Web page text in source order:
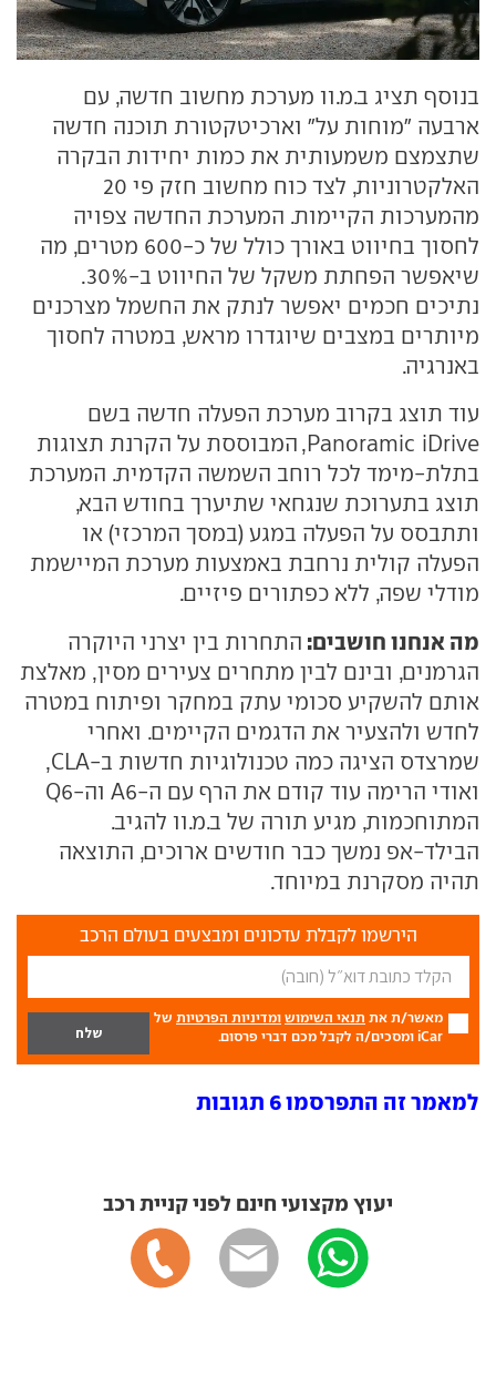
בנוסף תציג ב.מ.וו מערכת מחשוב חדשה, עם
ארבעה "מוחות על" וארכיטקטורת תוכנה חדשה
שתצמצם משמעותית את כמות יחידות הבקרה
האלקטרוניות, לצד כוח מחשוב חזק פי 20
מהמערכות הקיימות. המערכת החדשה צפויה
לחסוך בחיווט באורך כולל של כ-600 מטרים, מה
שיאפשר הפחתת משקל של החיווט ב-30%.
נתיכים חכמים יאפשר לנתק את החשמל מצרכנים
מיותרים במצבים שיוגדרו מראש, במטרה לחסוך
באנרגיה.
עוד תוצג בקרוב מערכת הפעלה חדשה בשם
Panoramic iDrive, המבוססת על הקרנת תצוגות
בתלת-מימד לכל רוחב השמשה הקדמית. המערכת
תוצג בתערוכת שנגחאי שתיערך בחודש הבא,
ותתבסס על הפעלה במגע (במסך המרכזי) או
הפעלה קולית נרחבת באמצעות מערכת המיישמת
מודלי שפה, ללא כפתורים פיזיים.
מה אנחנו חושבים: התחרות בין יצרני היוקרה
הגרמנים, ובינם לבין מתחרים צעירים מסין, מאלצת
אותם להשקיע סכומי עתק במחקר ופיתוח במטרה
לחדש ולהצעיר את הדגמים הקיימים. ואחרי
שמרצדס הציגה כמה טכנולוגיות חדשות ב-CLA,
ואודי הרימה עוד קודם את הרף עם ה-A6 וה-Q6
המתוחכמות, מגיע תורה של ב.מ.וו להגיב.
הבילד-אפ נמשך כבר חודשים ארוכים, התוצאה
תהיה מסקרנת במיוחד.
הירשמו לקבלת עדכונים ומבצעים בעולם הרכב
מאשר/ת את תנאי השימוש ומדיניות הפרטיות של
iCar ומסכים/ה לקבל מכם דברי פרסום.
למאמר זה התפרסמו 6 תגובות
יעוץ מקצועי חינם לפני קניית רכב